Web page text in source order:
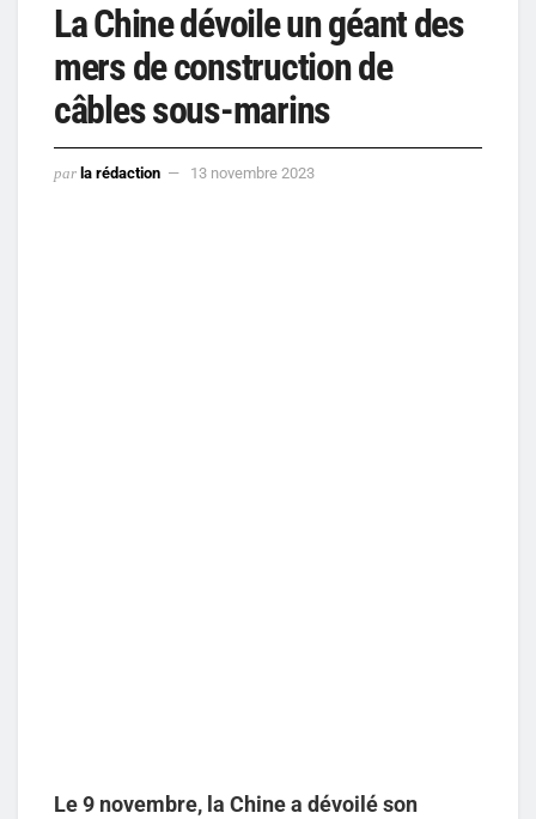
La Chine dévoile un géant des
mers de construction de
câbles sous-marins
par la rédaction 13 novembre 2023
Le 9 novembre, la Chine a dévoilé son